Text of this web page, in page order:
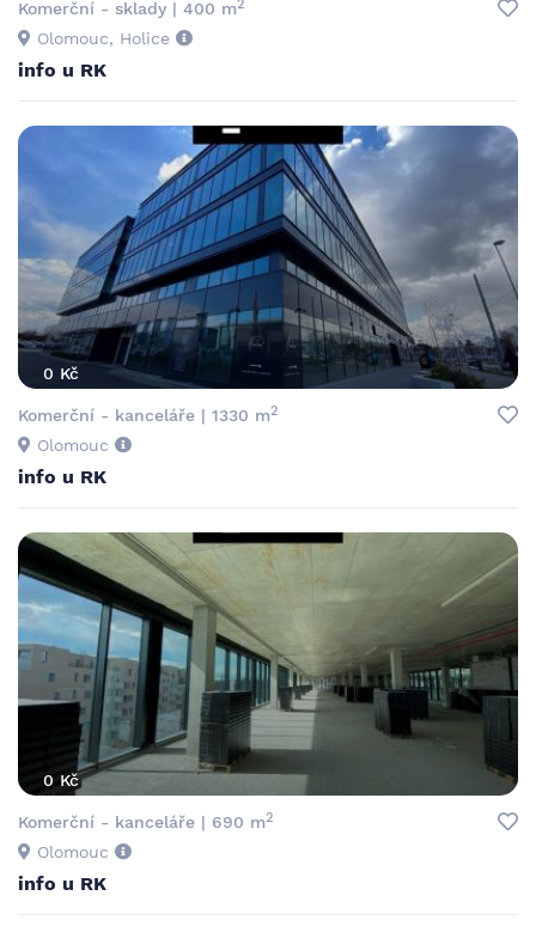
Komerční - sklady | 400 m2
Olomouc, Holice
info u RK
0 Kč
Komerční - kanceláře | 1330 m2
Olomouc
info u RK
0 Kč
Komerční - kanceláře | 690 m2
Olomouc
info u RK